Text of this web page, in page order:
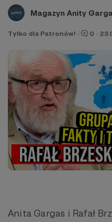
Magazyn Anity
Tylko dla Patronów! · 0 ·
Anita Gargas i Rafał